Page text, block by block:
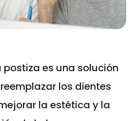
es una solución
los dientes
la estética y la